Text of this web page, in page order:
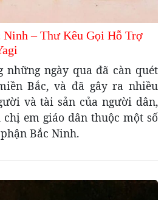
Ninh – Thư Kêu Gọi Hỗ Trợ
những ngày qua đã càn quét
Bắc, và đã gây ra nhiều
và tài sản của người dân,
em giáo dân thuộc một số
Bắc Ninh.